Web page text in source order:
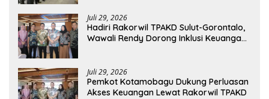
Juli 29, 2026
Hadiri Rakorwil TPAKD Sulut-Gorontalo,
Wawali Rendy Dorong Inklusi Keuangan
Juli 29, 2026
Pemkot Kotamobagu Dukung Perluasan
Akses Keuangan Lewat Rakorwil TPAKD